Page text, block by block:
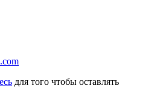
для того чтобы оставлять